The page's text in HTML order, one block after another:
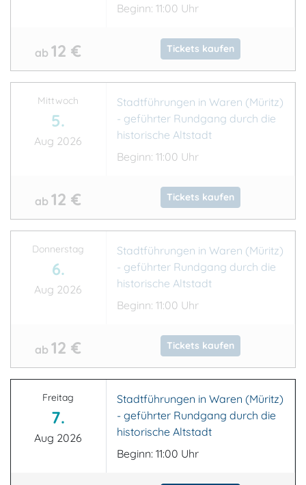
Beginn: 11:00 Uhr
ab12 € Tickets kaufen
Mittwoch
5.
Aug 2026
Stadtführungen in Waren (Müritz)
- geführter Rundgang durch die
historische Altstadt
Beginn: 11:00 Uhr
ab12 € Tickets kaufen
Donnerstag
6.
Aug 2026
Stadtführungen in Waren (Müritz)
- geführter Rundgang durch die
historische Altstadt
Beginn: 11:00 Uhr
ab12 € Tickets kaufen
Freitag
7.
Aug 2026
Stadtführungen in Waren (Müritz)
- geführter Rundgang durch die
historische Altstadt
Beginn: 11:00 Uhr